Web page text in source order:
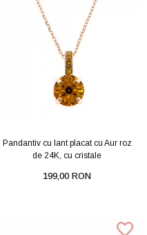
Pandantiv cu lant placat cu Aur roz
de 24K, cu cristale
199,00 RON